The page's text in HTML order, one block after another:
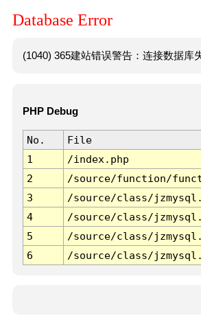
Database Error
(1040) 365建站错误警告：连接数据库
PHP Debug
No. File
1
/index.php
2
/source/function/
3
/source/class/
4
/source/class/
5
/source/class/
6
/source/class/